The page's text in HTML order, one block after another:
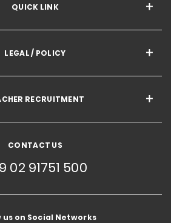
QUICK LINK
LEGAL / POLICY
RECRUITMENT
CONTACT US
02 91751 500
us on Social Networks